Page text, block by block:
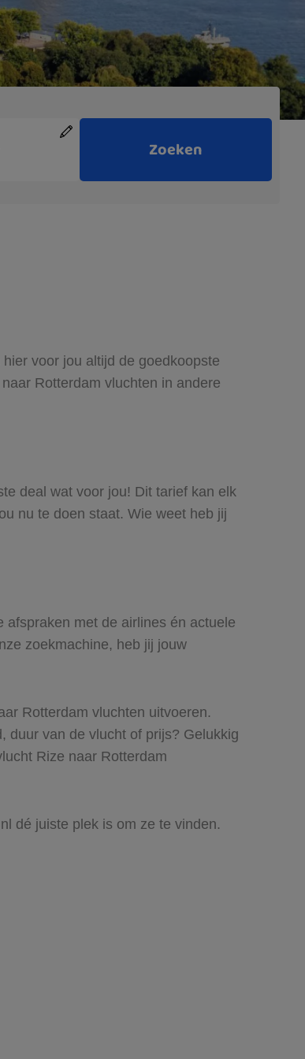
voor jou altijd de goedkoopste
Rotterdam vluchten in andere
deal wat voor jou! Dit tarief kan elk
nu te doen staat. Wie weet heb jij
met de airlines én actuele
zoekmachine, heb jij jouw
Rotterdam vluchten uitvoeren.
duur van de vlucht of prijs? Gelukkig
Rize naar Rotterdam
dé juiste plek is om ze te vinden.